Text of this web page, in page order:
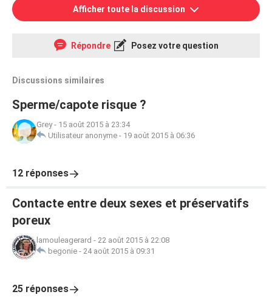
Afficher toute la discussion
Répondre Posez votre question
Discussions similaires
Sperme/capote risque ?
Grey- 15 août 2015 à 23:34
Utilisateur anonyme - 19 août 2015 à 06:36
12 réponses
Contacte entre deux sexes et préservatifs
poreux
lamouleagerard - 22 août 2015 à 22:08
begonie - 24 août 2015 à 09:31
25 réponses